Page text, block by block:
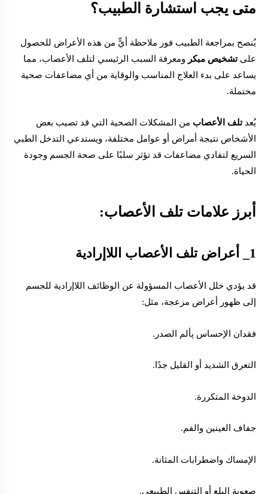
متى يجب استشارة الطبيب؟
يُنصح بمراجعة الطبيب فور ملاحظة أيٍّ من هذه الأعراض للحصول
علىتشخيص مبكر ومعرفة السبب الرئيسي لتلف الأعصاب، مما
يساعد على بدء العلاج المناسب والوقاية من أي مضاعفات صحية
محتملة.
يُعدتلف الأعصاب من المشكلات الصحية التي قد تصيب بعض
الأشخاص نتيجة أمراض أو عوامل مختلفة، ويستدعي التدخل الطبي
السريع لتفادي مضاعفات قد تؤثر سلبًا على صحة الجسم وجودة
الحياة.
أبرز علامات تلف الأعصاب:
1_ أعراض تلف الأعصاب اللاإرادية
قد يؤدي خلل الأعصاب المسؤولة عن الوظائف اللاإرادية للجسم
إلى ظهور أعراض مزعجة، مثل:
فقدان الإحساس پألم الصدر.
التعرق الشديد أو القليل جدًا.
الدوخة المتكررة.
جفاف العينين والفم.
الإمساك واضطرابات المثانة.
صعوبة البلع أو التنفس الطبيعي.